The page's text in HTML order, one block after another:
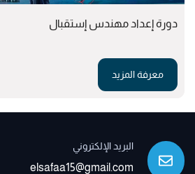
دورة إعداد مهندس إستقبال
معرفة المزيد
البريد الإلكتروني
elsafaa15@gmail.com